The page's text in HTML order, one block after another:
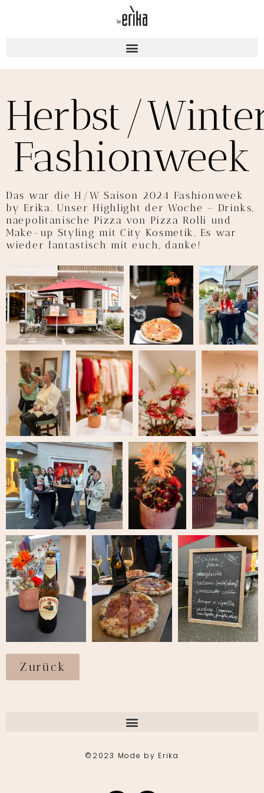
Herbst/
Fashionweek
Das war die H/W Saison 2024 Fashionweek
by Erika. Unser Highlight der Woche – Drinks,
naepolitanische Pizza von Pizza Rolli und
Make-up Styling mit City Kosmetik. Es war
wieder fantastisch mit euch, danke!
Zurück
©2023 Mode by Erika